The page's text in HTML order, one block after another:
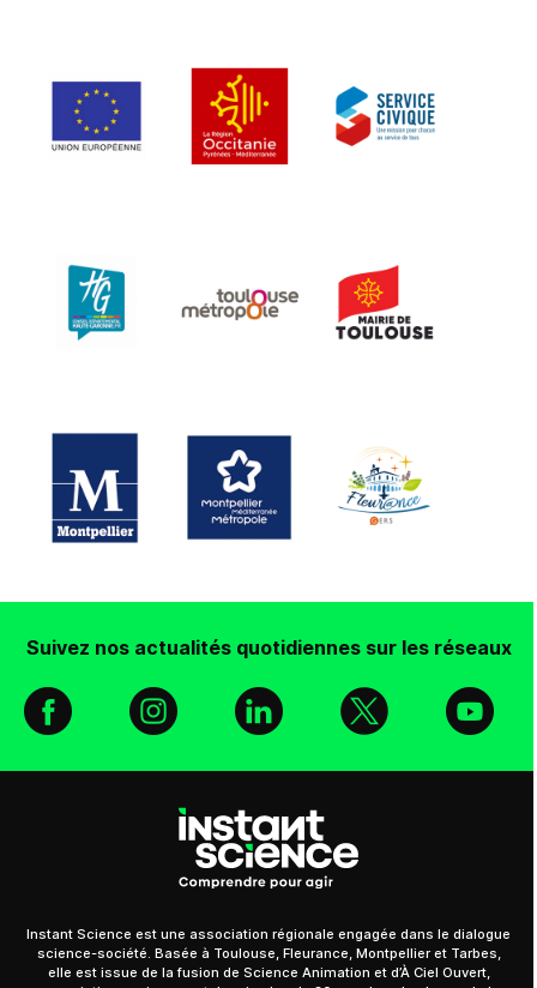
Suivez nos actualités quotidiennes sur les réseaux
Facebook
Instagram
Linkedin
X
Instant Science est une association régionale engagée dans le dialogue
science-société. Basée à Toulouse, Fleurance, Montpellier et Tarbes,
elle est issue de la fusion de Science Animation et d’À Ciel Ouvert,